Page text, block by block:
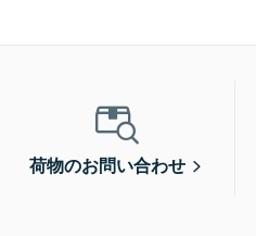
荷物のお問い合わせ